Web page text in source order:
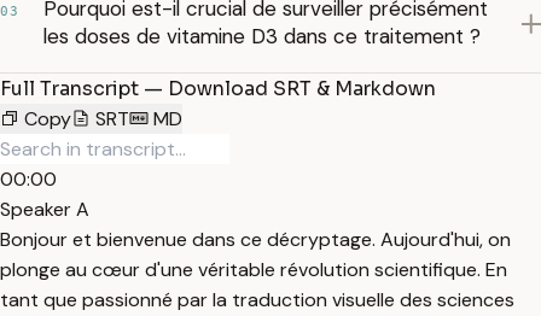
03
Pourquoi est-il crucial de surveiller précisément
les doses de vitamine D3 dans ce traitement ?
Full Transcript — Download SRT & Markdown
Copy
SRT MD
00:00
Speaker A
Bonjour et bienvenue dans ce décryptage. Aujourd'hui, on
plonge au cœur d'une véritable révolution scientifique. En
tant que passionné par la traduction visuelle des sciences